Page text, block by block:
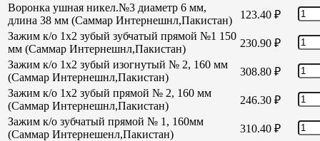
Воронка ушная никел.№3 диаметр 6 мм,
длина 38 мм (Саммар Интернешнл,Пакистан)
123.40 ₽
Зажим к/о 1х2 зубый зубчатый прямой №1 150
мм (Саммар Интернешнл,Пакистан)
230.90 ₽
Зажим к/о 1х2 зубый изогнутый № 2, 160 мм
(Саммар Интернешнл,Пакистан)
308.80 ₽
Зажим к/о 1х2 зубый прямой № 2, 160 мм
(Саммар Интернешнл,Пакистан)
246.30 ₽
Зажим к/о зубчатый прямой № 1, 160мм
(Саммар Интернешенл,Пакистан)
310.40 ₽